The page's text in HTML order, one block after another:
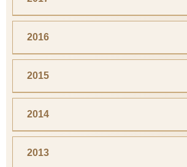
2016
2015
2014
2013